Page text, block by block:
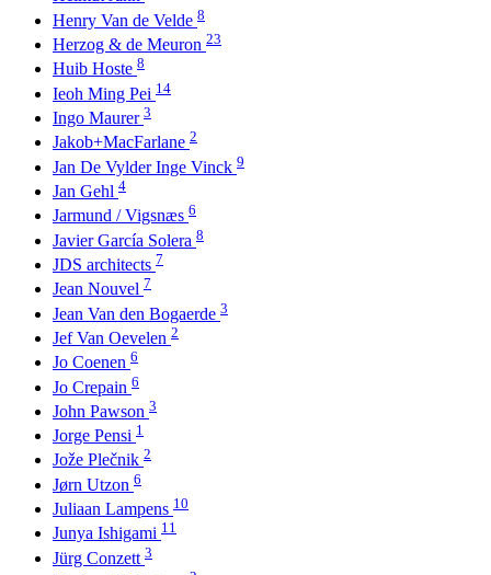
Henry Van de Velde 8
Herzog & de Meuron 23
Huib Hoste 8
Ieoh Ming Pei 14
Ingo Maurer 3
Jakob+MacFarlane 2
Jan De Vylder Inge Vinck 9
Jan Gehl 4
Jarmund / Vigsnæs 6
Javier García Solera 8
JDS architects 7
Jean Nouvel 7
Jean Van den Bogaerde 3
Jef Van Oevelen 2
Jo Coenen 6
Jo Crepain 6
John Pawson 3
Jorge Pensi 1
Jože Plečnik 2
Jørn Utzon 6
Juliaan Lampens 10
Junya Ishigami 11
Jürg Conzett 3